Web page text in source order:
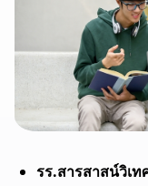
รร.สารสาสน์วิเ